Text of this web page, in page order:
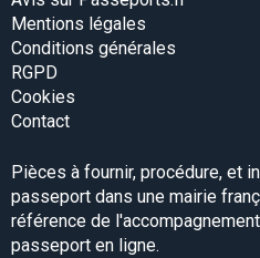
Mentions légales
Conditions générales
RGPD
Cookies
Contact
Pièces à fournir, procédure, et
passeport dans une mairie
référence de
passeport en ligne.